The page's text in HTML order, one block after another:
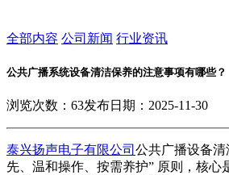
全部内容 公司新闻 行业资讯
公共广播系统设备清洁保养的注意事项有哪些？
浏览次数： 63发布日期：2025-11-30
泰兴扬声电子有限公司 公共广播设备
先、温和操作、按需养护” 原则，核心